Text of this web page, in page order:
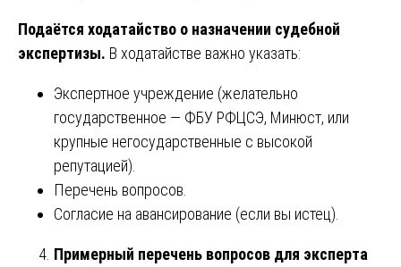
Подаётся ходатайство о назначении судебной
экспертизы. В ходатайстве важно указать:
Экспертное учреждение (желательно
государственное — ФБУ РФЦСЭ, Минюст, или
крупные негосударственные с высокой
репутацией).
Перечень вопросов.
Согласие на авансирование (если вы истец).
Примерный перечень вопросов для эксперта